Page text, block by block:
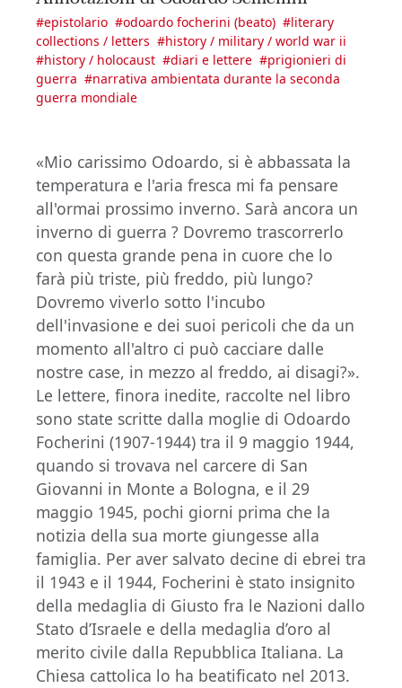
#epistolario #odoardo focherini (beato) #literary
collections / letters #history / military / world war ii
#history / holocaust #diari e lettere #prigionieri di
guerra #narrativa ambientata durante la seconda
guerra mondiale
«Mio carissimo Odoardo, si è abbassata la
temperatura e l'aria fresca mi fa pensare
all'ormai prossimo inverno. Sarà ancora un
inverno di guerra ? Dovremo trascorrerlo
con questa grande pena in cuore che lo
farà più triste, più freddo, più lungo?
Dovremo viverlo sotto l'incubo
dell'invasione e dei suoi pericoli che da un
momento all'altro ci può cacciare dalle
nostre case, in mezzo al freddo, ai disagi?».
Le lettere, finora inedite, raccolte nel libro
sono state scritte dalla moglie di Odoardo
Focherini (1907-1944) tra il 9 maggio 1944,
quando si trovava nel carcere di San
Giovanni in Monte a Bologna, e il 29
maggio 1945, pochi giorni prima che la
notizia della sua morte giungesse alla
famiglia. Per aver salvato decine di ebrei tra
il 1943 e il 1944, Focherini è stato insignito
della medaglia di Giusto fra le Nazioni dallo
Stato d’Israele e della medaglia d’oro al
merito civile dalla Repubblica Italiana. La
Chiesa cattolica lo ha beatificato nel 2013.